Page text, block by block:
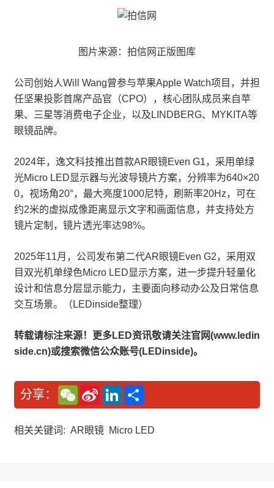
图片来源：拍信网正版图库
公司创始人Will Wang曾参与苹果Apple Watch项目，并担
任坚果投影首席产品官（CPO），核心团队成员来自苹
果、三星等消费电子企业，以及LINDBERG、MYKITA等
眼镜品牌。
2024年，逸文科技推出首款AR眼镜Even G1，采用单绿
光Micro LED显示器与光波导镜片方案，分辨率为640×20
0，视场角20°，最大亮度1000尼特，刷新率20Hz，可在
约2米的虚拟成像距离显示文字和画面信息，并支持处方
镜片定制，镜片透光率达98%。
2025年11月，公司发布第二代AR眼镜Even G2，采用双
目双光机单绿色Micro LED显示方案，进一步提升轻量化
设计和信息分层显示能力，主要面向移动办公及日常信息
交互场景。（LEDinside整理）
转载请标注来源！更多LED资讯敬请关注官网(www.ledin
side.cn)或搜索微信公众账号(LEDinside)。
分享：
W
e
C
a
S
n
W
L
n
e
相关关键词: AR眼镜 Micro LED